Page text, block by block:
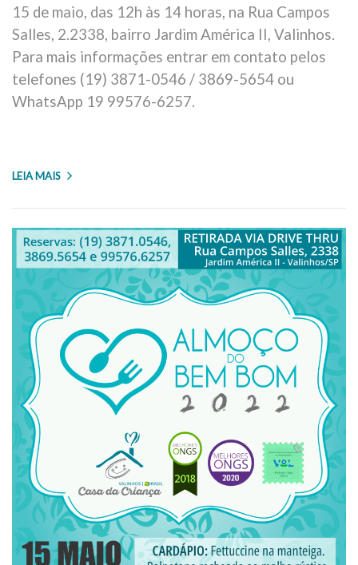
15 de maio, das 12h às 14 horas, na Rua Campos
Salles, 2.2338, bairro Jardim América II, Valinhos.
Para mais informações entrar em contato pelos
telefones (19) 3871-0546 / 3869-5654 ou
WhatsApp 19 99576-6257.
LEIA MAIS